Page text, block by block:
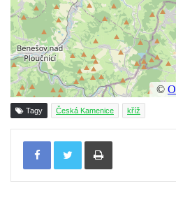
Kříž před kostelem svatých Petra
Růžové
Centrální kříž na starém hřbitově
Vilémově
Centrální kříž na novém hřbitově
Vilémově
Kříž u kostela Nanebevzetí
křížové cestě ve Vilémově
Kříž u cesty mezi Růžovou a
Strání
Tagy Česká Kamenice kříž
Tisknout